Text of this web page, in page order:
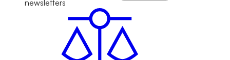
newsletters